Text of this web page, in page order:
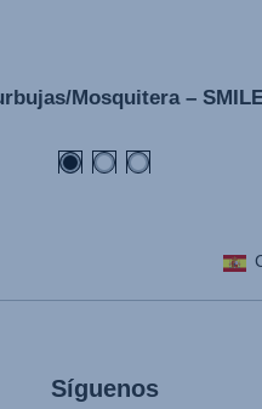
(Eesti keel)
(Suomi)
instrukcija (Latviešu valoda)
(Lietuvių kalba)
de utilizare (Limba română)
Mosquitera –
Síguenos